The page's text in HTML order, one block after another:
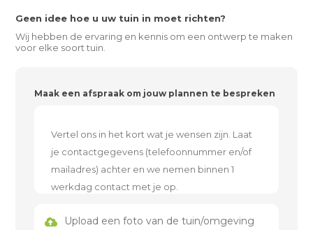
Geen idee hoe u uw tuin in moet richten?
Wij hebben de ervaring en kennis om een ontwerp te maken
voor elke soort tuin.
Maak een afspraak om jouw plannen te bespreken
Upload een foto van de tuin/omgeving